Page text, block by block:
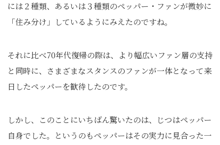
には２種類、あるいは３種類のペッパー・ファンが微妙に
「住み分け」しているようにみえたのですね。
それに比べ70年代復帰の際は、より幅広いファン層の支持
と同時に、さまざまなスタンスのファンが一体となって来
日したペッパーを歓待したのです。
しかし、このことにいちばん驚いたのは、じつはペッパー
自身でした。というのもペッパーはその実力に見合った一